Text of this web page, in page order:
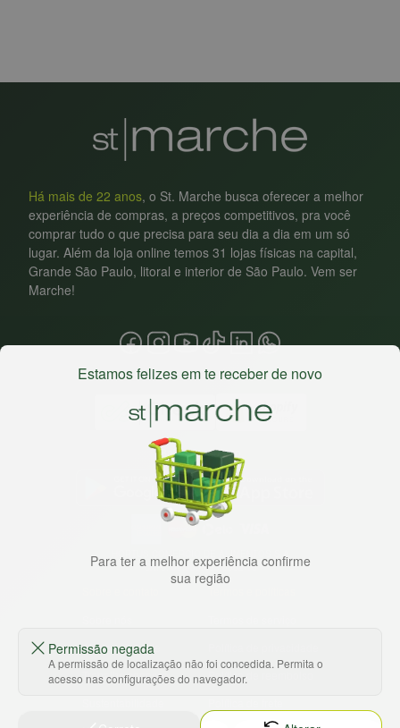
Há mais de 22 anos, o St. Marche busca oferecer a melhor
experiência de compras, a preços competitivos, pra você
comprar tudo o que precisa para seu dia a dia em um só
lugar. Além da loja online temos 31 lojas físicas na capital,
Grande São Paulo, litoral e interior de São Paulo. Vem ser
Marche!
HORTUS COMERCIO DE ALIMENTOS S.A
CNPJ: 09.000.493/0002-15
Ajuda e Suporte
Trabalhe conosco
Termos e políticas
Política de reembolso
Baixe nosso app
Estamos felizes em te receber de novo
Para ter a melhor experiência confirme
sua região
Permissão negada
A permissão de localização não foi concedida. Permita o
acesso nas configurações do navegador.